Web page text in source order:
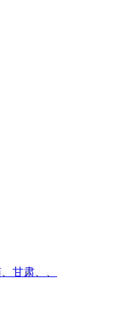
甘肃、、